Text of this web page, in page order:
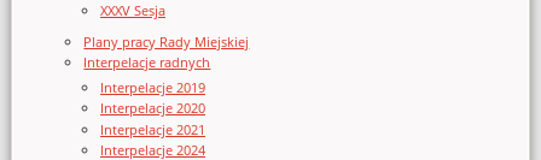
XXXV Sesja
Plany pracy Rady Miejskiej
Interpelacje radnych
Interpelacje 2019
Interpelacje 2020
Interpelacje 2021
Interpelacje 2024